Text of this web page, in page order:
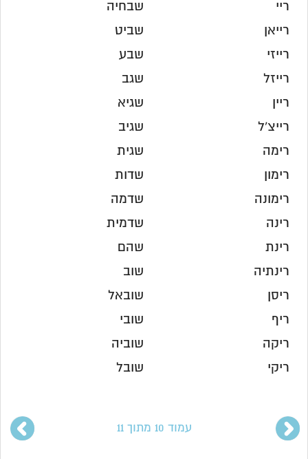
ריי
רייאן
רייזי
רייזל
ריין
רייצ'ל
רימה
רימון
רימונה
רינה
רינת
רינתיה
ריסן
ריף
ריקה
ריקי
שבחיה
שביט
שבע
שגב
שגיא
שגיב
שגית
שדות
שדמה
שדמית
שהם
שוב
שובאל
שובי
שוביה
שובל
עמוד 10 מתוך 11